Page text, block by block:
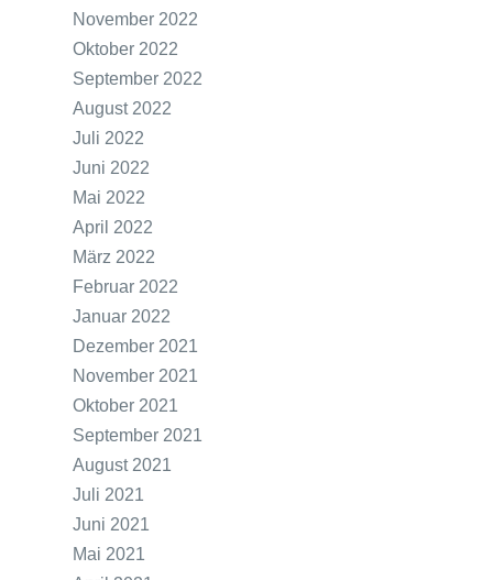
November 2022
Oktober 2022
September 2022
August 2022
Juli 2022
Juni 2022
Mai 2022
April 2022
März 2022
Februar 2022
Januar 2022
Dezember 2021
November 2021
Oktober 2021
September 2021
August 2021
Juli 2021
Juni 2021
Mai 2021